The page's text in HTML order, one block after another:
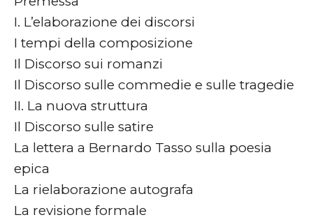
I. L’elaborazione dei discorsi
I tempi della composizione
Il Discorso sui romanzi
Il Discorso sulle commedie e sulle tragedie
II. La nuova struttura
Il Discorso sulle satire
La lettera a Bernardo Tasso sulla poesia
epica
La rielaborazione autografa
La revisione formale